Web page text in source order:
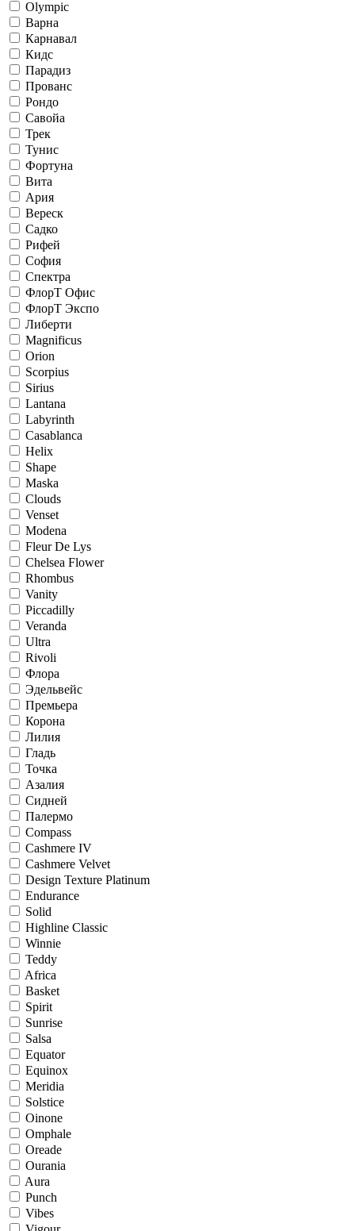
Olympic
Варна
Карнавал
Кидс
Парадиз
Прованс
Рондо
Савойа
Трек
Тунис
Фортуна
Вита
Ария
Вереск
Садко
Рифей
София
Спектра
ФлорТ Офис
ФлорТ Экспо
Либерти
Magnificus
Orion
Scorpius
Sirius
Lantana
Labyrinth
Casablanca
Helix
Shape
Maska
Clouds
Venset
Modena
Fleur De Lys
Chelsea Flower
Rhombus
Vanity
Piccadilly
Veranda
Ultra
Rivoli
Флора
Эдельвейс
Премьера
Корона
Лилия
Гладь
Точка
Азалия
Сидней
Палермо
Compass
Cashmere IV
Cashmere Velvet
Design Texture Platinum
Endurance
Solid
Highline Classic
Winnie
Teddy
Africa
Basket
Spirit
Sunrise
Salsa
Equator
Equinox
Meridia
Solstice
Oinone
Omphale
Oreade
Ourania
Aura
Punch
Vibes